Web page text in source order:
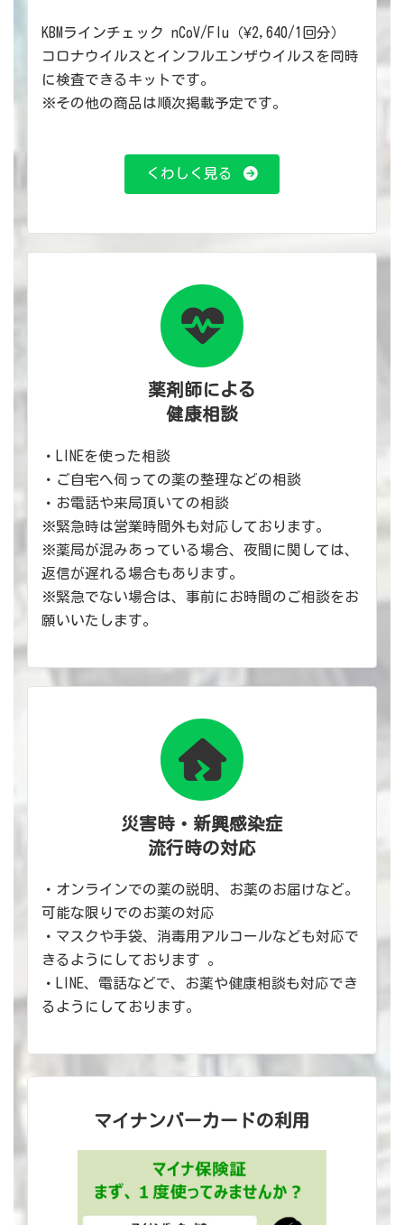
KBMラインチェック nCoV/Flu（¥2,640/1回分）
コロナウイルスとインフルエンザウイルスを同時
に検査できるキットです。
※その他の商品は順次掲載予定です。
くわしく見る
薬剤師による
健康相談
・LINEを使った相談
・ご自宅へ伺っての薬の整理などの相談
・お電話や来局頂いての相談
※緊急時は営業時間外も対応しております。
※薬局が混みあっている場合、夜間に関しては、
返信が遅れる場合もあります。
※緊急でない場合は、事前にお時間のご相談をお
願いいたします。
災害時・新興感染症
流行時の対応
・オンラインでの薬の説明、お薬のお届けなど。
可能な限りでのお薬の対応
・マスクや手袋、消毒用アルコールなども対応で
きるようにしております 。
・LINE、電話などで、お薬や健康相談も対応でき
るようにしております。
マイナンバーカードの利用